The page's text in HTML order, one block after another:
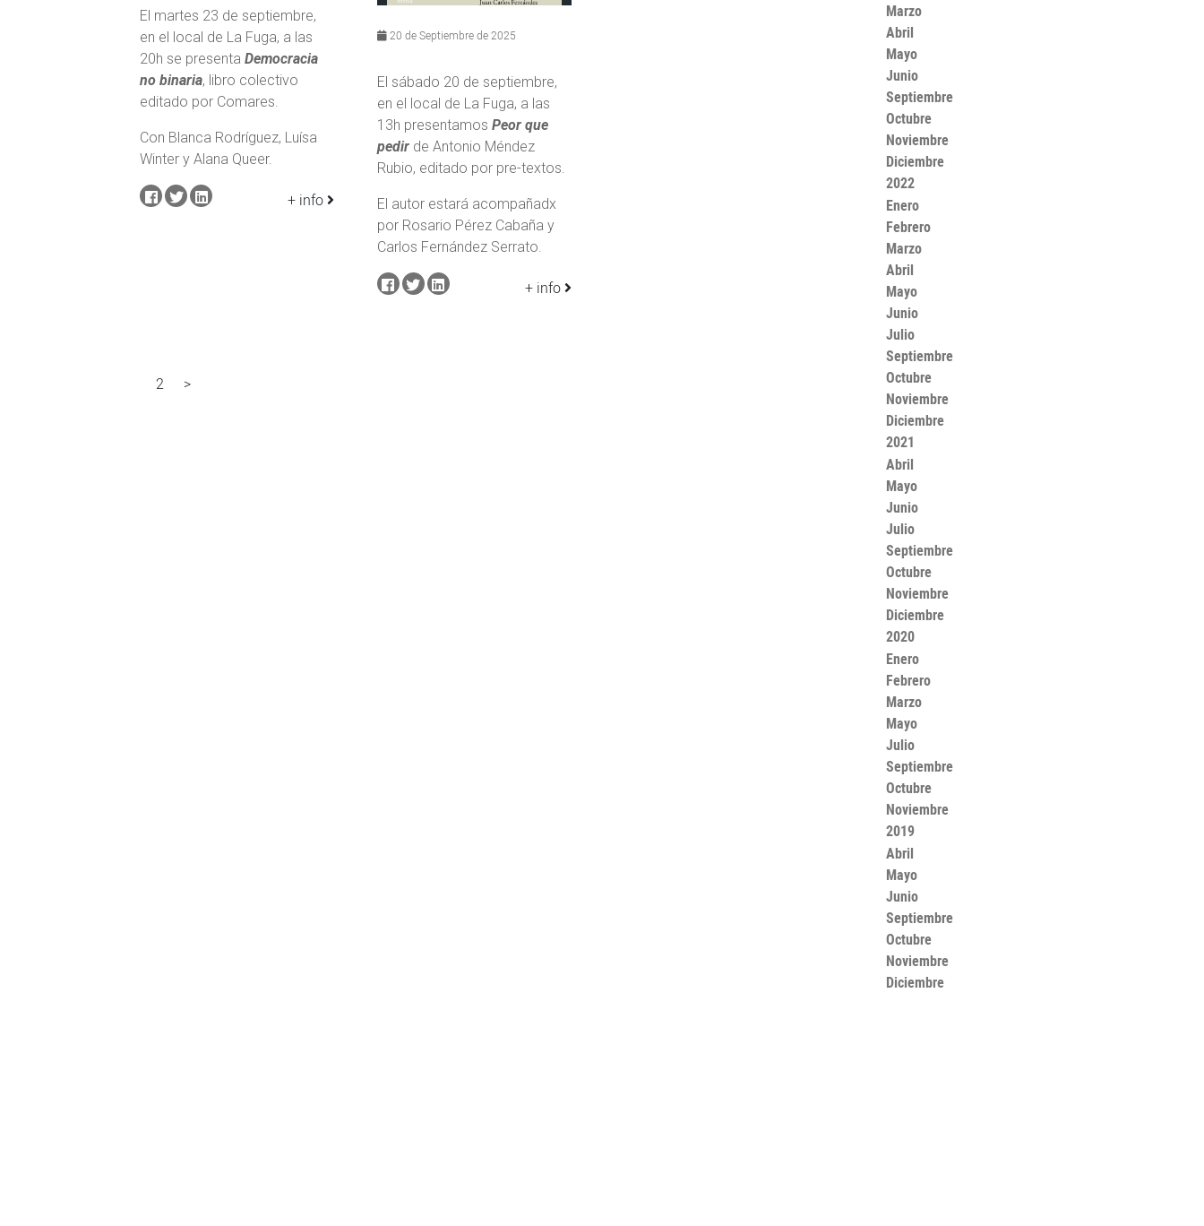
El martes 23 de septiembre,
en el local de La Fuga, a las
20h se presenta Democracia
no binaria, libro colectivo
editado por Comares.
Con Blanca Rodríguez, Luísa
Winter y Alana Queer.
+ info
20 de Septiembre de 2025
El sábado 20 de septiembre,
en el local de La Fuga, a las
13h presentamos Peor que
pedirde Antonio Méndez
Rubio, editado por pre-textos.
El autor estará acompañadx
por Rosario Pérez Cabaña y
Carlos Fernández Serrato.
+ info
2 >
Marzo
Abril
Mayo
Junio
Septiembre
Octubre
Noviembre
Diciembre
2022
Enero
Febrero
Marzo
Abril
Mayo
Junio
Julio
Septiembre
Octubre
Noviembre
Diciembre
2021
Abril
Mayo
Junio
Julio
Septiembre
Octubre
Noviembre
Diciembre
2020
Enero
Febrero
Marzo
Mayo
Julio
Septiembre
Octubre
Noviembre
2019
Abril
Mayo
Junio
Septiembre
Octubre
Noviembre
Diciembre